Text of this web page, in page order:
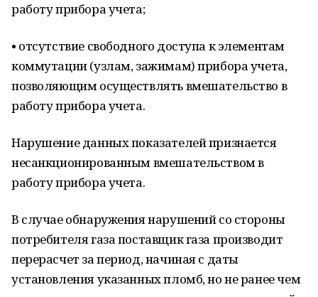
работу прибора учета;
• отсутствие свободного доступа к элементам
коммутации (узлам, зажимам) прибора учета,
позволяющим осуществлять вмешательство в
работу прибора учета.
Нарушение данных показателей признается
несанкционированным вмешательством в
работу прибора учета.
В случае обнаружения нарушений со стороны
потребителя газа поставщик газа производит
перерасчет за период, начиная с даты
установления указанных пломб, но не ранее чем